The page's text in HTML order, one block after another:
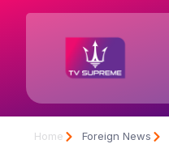
Home Foreign News